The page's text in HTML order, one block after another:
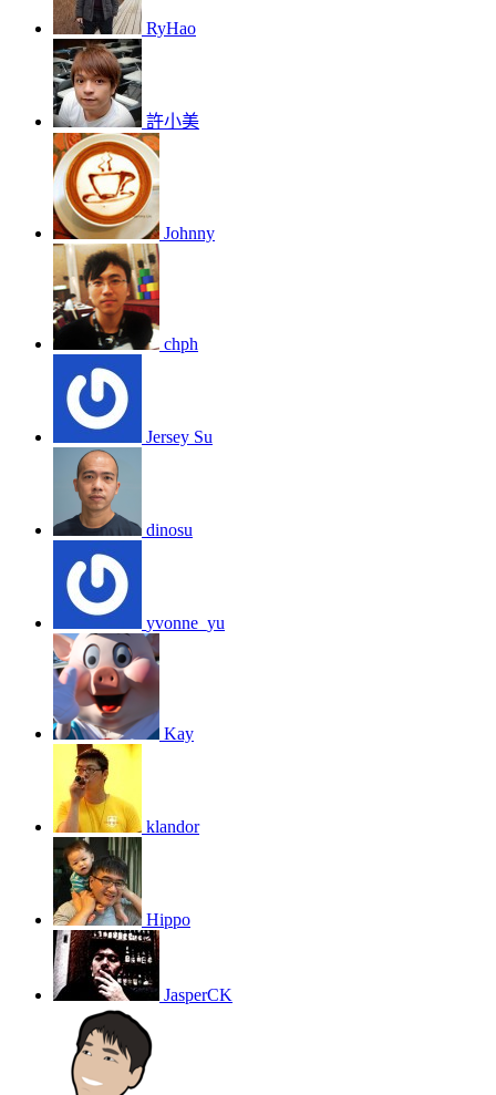
RyHao
許小美
Johnny
chph
Jersey Su
dinosu
yvonne_yu
Kay
klandor
Hippo
JasperCK